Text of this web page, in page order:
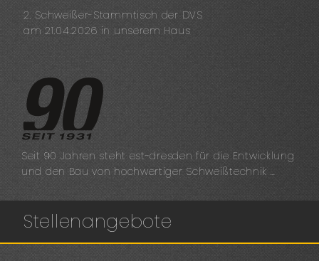
2. Schweißer-Stammtisch der DVS
am 21.04.2026 in unserem Haus
Seit 90 Jahren steht est-dresden für die Entwicklung
und den Bau von hochwertiger Schweißtechnik …
Stellenangebote